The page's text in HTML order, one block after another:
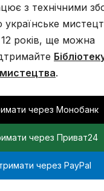
Замирайло
Марії
Сапожникова
з технічними
українське
12 років, ще можна
мистецтва.
через Монобанк
через Приват24
через PayPal